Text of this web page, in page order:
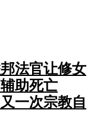
法官让修女
助死亡
一次宗教自